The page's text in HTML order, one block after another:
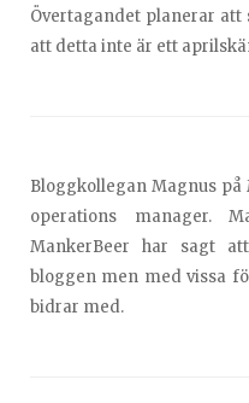
Övertagandet planerar att
att detta inte är ett
Bloggkollegan Magnus
operations manager.
MankerBeer har sagt
bloggen men med vissa
bidrar med.